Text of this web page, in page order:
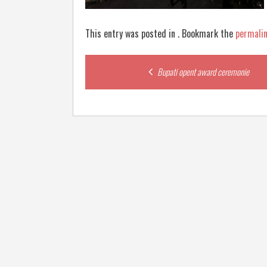
This entry was posted in . Bookmark the
navigation
Bupati opent award ceremonie